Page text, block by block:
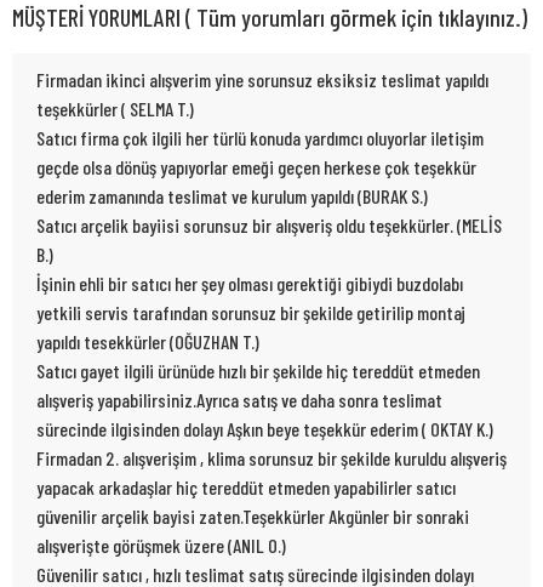
MÜŞTERİ YORUMLARI ( Tüm yorumları görmek için tıklayınız.)
Firmadan ikinci alışverim yine sorunsuz eksiksiz teslimat yapıldı
teşekkürler ( SELMA T.)
Satıcı firma çok ilgili her türlü konuda yardımcı oluyorlar iletişim
geçde olsa dönüş yapıyorlar emeği geçen herkese çok teşekkür
ederim zamanında teslimat ve kurulum yapıldı (BURAK S.)
Satıcı arçelik bayiisi sorunsuz bir alışveriş oldu teşekkürler. (MELİS
B.)
İşinin ehli bir satıcı her şey olması gerektiği gibiydi buzdolabı
yetkili servis tarafından sorunsuz bir şekilde getirilip montaj
yapıldı tesekkürler (OĞUZHAN T.)
Satıcı gayet ilgili ürünüde hızlı bir şekilde hiç tereddüt etmeden
alışveriş yapabilirsiniz.Ayrıca satış ve daha sonra teslimat
sürecinde ilgisinden dolayı Aşkın beye teşekkür ederim ( OKTAY K.)
Firmadan 2. alışverişim , klima sorunsuz bir şekilde kuruldu alışveriş
yapacak arkadaşlar hiç tereddüt etmeden yapabilirler satıcı
güvenilir arçelik bayisi zaten.Teşekkürler Akgünler bir sonraki
alışverişte görüşmek üzere (ANIL O.)
Güvenilir satıcı , hızlı teslimat satış sürecinde ilgisinden dolayı